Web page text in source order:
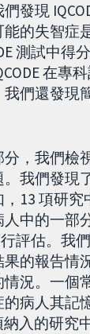
發現
的失智症
測試中得
在專
們還發現
，我們檢
我們發現
13 項研究
中的一部
行評估。我
的報告情
況。一個
病人其記
入的研究